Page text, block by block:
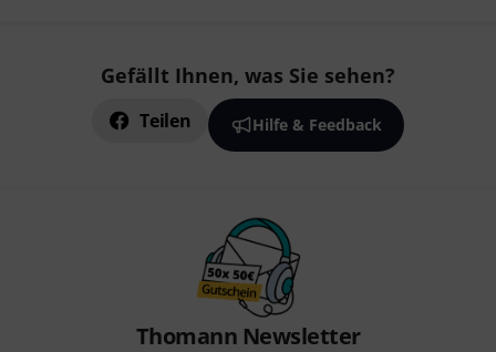
Gefällt Ihnen, was Sie sehen?
Teilen Hilfe & Feedback
Thomann Newsletter